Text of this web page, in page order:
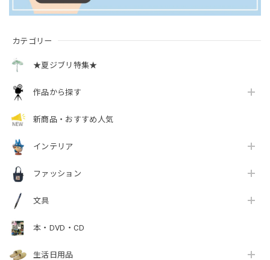
カテゴリー
★夏ジブリ特集★
作品から探す
新商品・おすすめ人気
インテリア
ファッション
文具
本・DVD・CD
生活日用品